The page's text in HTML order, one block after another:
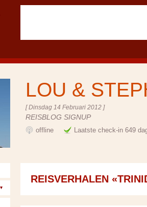
LOU &
[ Dinsdag 14 Februari 2012 ]
REISBLOG SIGNUP
offline Laatste check-in 649
REISVERHALEN